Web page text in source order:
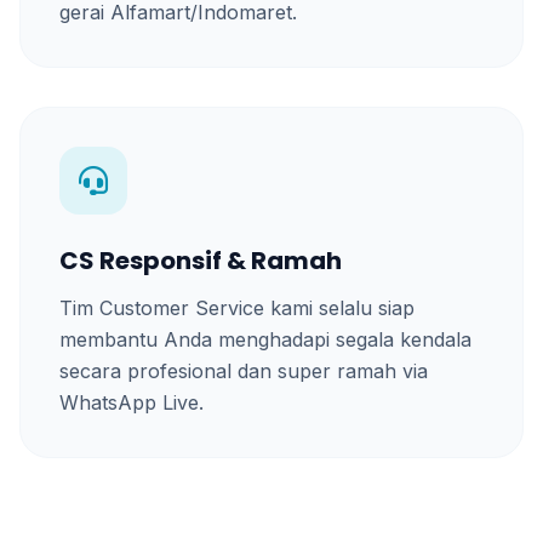
gerai Alfamart/Indomaret.
CS Responsif & Ramah
Tim Customer Service kami selalu siap
membantu Anda menghadapi segala kendala
secara profesional dan super ramah via
WhatsApp Live.